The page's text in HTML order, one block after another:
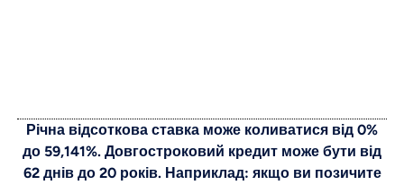
Річна відсоткова ставка може коливатися від 0%
до 59,141%. Довгостроковий кредит може бути від
62 днів до 20 років. Наприклад: якщо ви позичите